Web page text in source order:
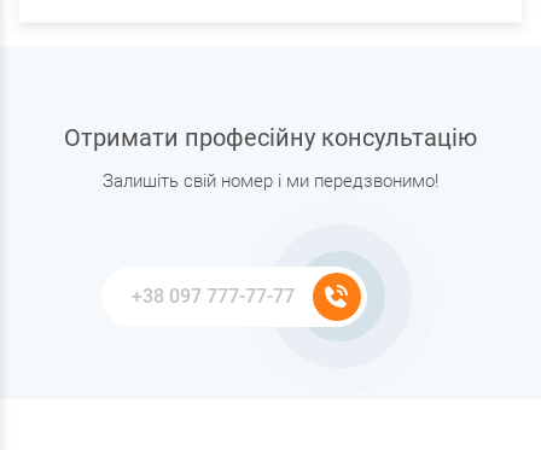
Отримати професійну консультацію
Залишіть свій номер і ми передзвонимо!